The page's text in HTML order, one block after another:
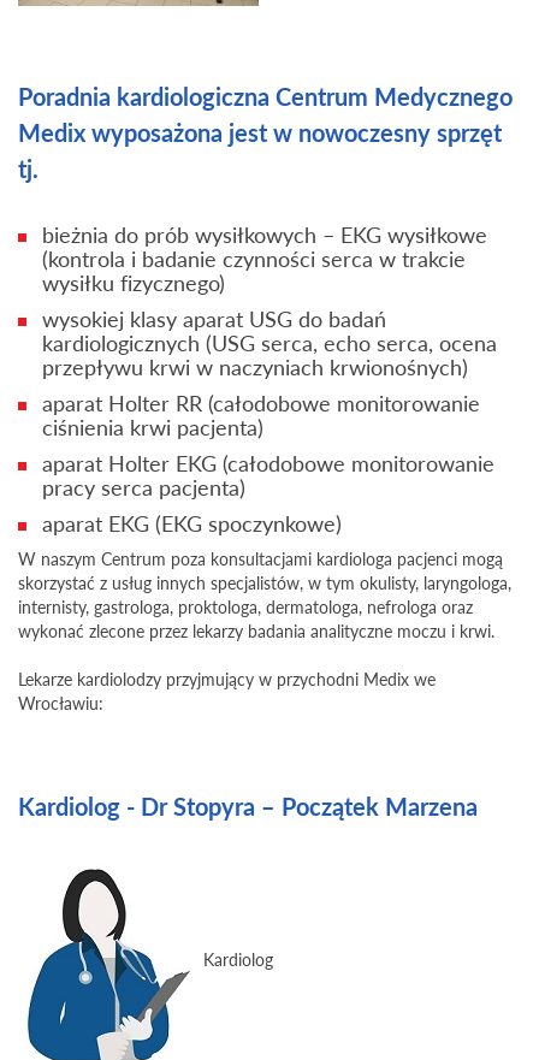
Poradnia kardiologiczna Centrum Medycznego
Medix wyposażona jest w nowoczesny sprzęt
tj.
bieżnia do prób wysiłkowych – EKG wysiłkowe
(kontrola i badanie czynności serca w trakcie
wysiłku fizycznego)
wysokiej klasy aparat USG do badań
kardiologicznych (USG serca, echo serca, ocena
przepływu krwi w naczyniach krwionośnych)
aparat Holter RR (całodobowe monitorowanie
ciśnienia krwi pacjenta)
aparat Holter EKG (całodobowe monitorowanie
pracy serca pacjenta)
aparat EKG (EKG spoczynkowe)
W naszym Centrum poza konsultacjami kardiologa pacjenci mogą
skorzystać z usług innych specjalistów, w tym okulisty, laryngologa,
internisty, gastrologa, proktologa, dermatologa, nefrologa oraz
wykonać zlecone przez lekarzy badania analityczne moczu i krwi.
Lekarze kardiolodzy przyjmujący w przychodni Medix we
Wrocławiu:
Kardiolog - Dr Stopyra – Początek Marzena
Kardiolog